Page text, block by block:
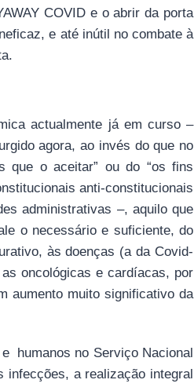
COVID e o abrir da porta
e até inútil no combate à
actualmente já em curso –
agora, ao invés do que no
que o aceitar” ou do “os fins
anti-constitucionais
administrativas –, aquilo que
o necessário e suficiente, do
às doenças (a da Covid-
oncológicas e cardíacas, por
aumento muito significativo da
humanos no Serviço Nacional
infecções, a realização integral